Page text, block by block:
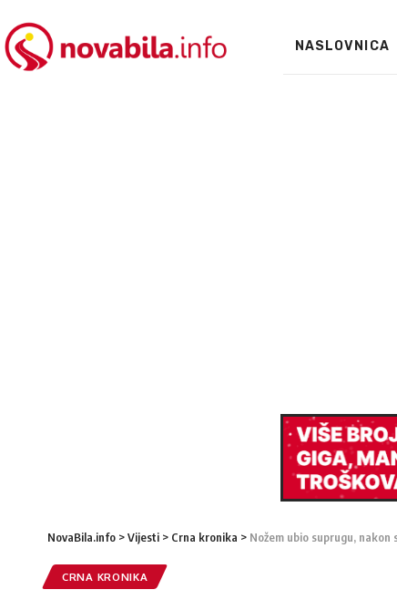
NASLOVNICA
NovaBila.info >Vijesti > Crna kronika > Nožem ubio suprugu,
CRNA KRONIKA